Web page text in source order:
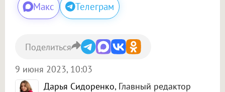
Макс Телеграм
Дарья Сидоренко, Главный редактор
9 июня 2023, 10:03
Поделиться